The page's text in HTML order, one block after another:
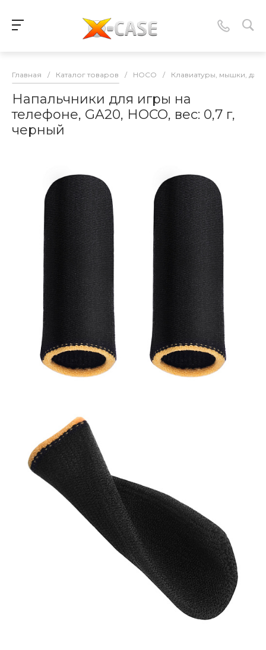
Главная / Каталог товаров / HOCO / Клавиатуры, мышки,
Напальчники для игры на
телефоне, GA20, HOCO, вес: 0,7 г,
черный